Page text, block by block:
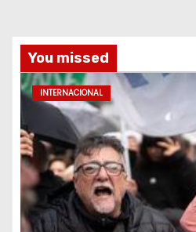
You missed
INTERNACIONAL